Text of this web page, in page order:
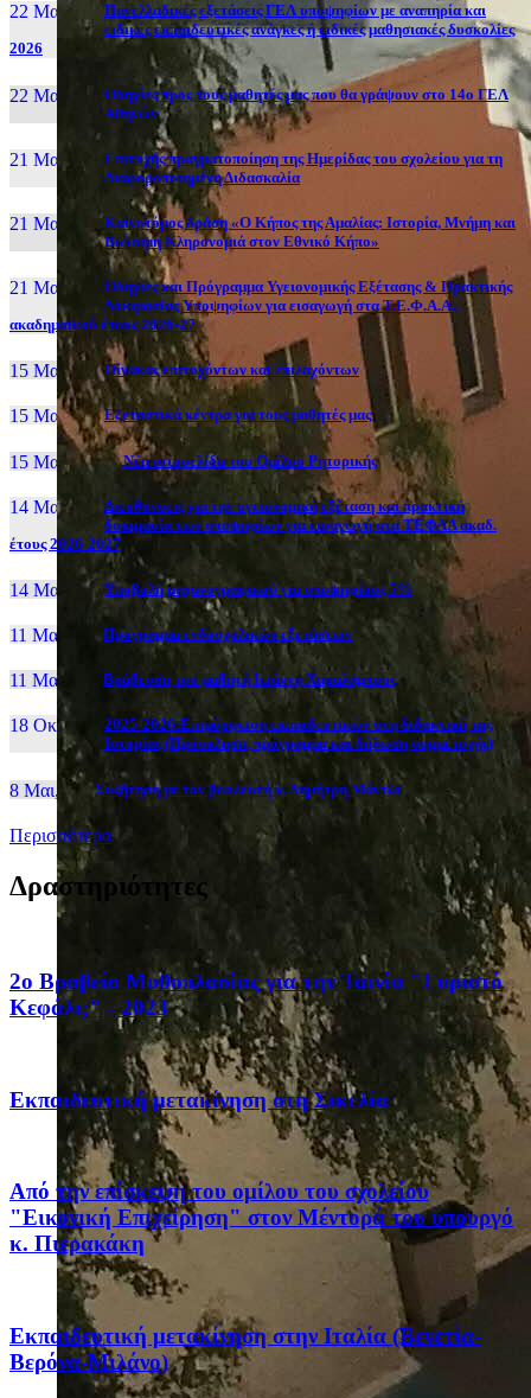
22 Μαι, 26
Πανελλαδικές εξετάσεις ΓΕΛ υποψηφίων με αναπηρία και
ειδικές εκπαιδευτικές ανάγκες ή ειδικές μαθησιακές δυσκολίες
2026
22 Μαι, 26
Οδηγίες προς τους μαθητές μας που θα γράψουν στο 14ο ΓΕΛ
Αθηνών
21 Μαι, 26
Επιτυχής πραγματοποίηση της Ημερίδας του σχολείου για τη
Διαφοροποιημένη Διδασκαλία
21 Μαι, 26
Καινοτόμος δράση «Ο Κήπος της Αμαλίας: Ιστορία, Μνήμη και
Βιώσιμη Κληρονομιά στον Εθνικό Κήπο»
21 Μαι, 26
Οδηγίες και Πρόγραμμα Υγειονομικής Εξέτασης & Πρακτικής
Δοκιμασίας Υποψηφίων για εισαγωγή στα Τ.Ε.Φ.Α.Α.,
ακαδημαϊκού έτους 2026-27
15 Μαι, 26 Πίνακας επιτυχόντων και επιλαχόντων
15 Μαι, 26 Εξεταστικά κέντρα για τους μαθητές μας
15 Μαι, 2026 Νέα ιστοσελίδα του Ομίλου Ρητορικής
14 Μαι, 26
Διευθύνσεις για την υγειονομική εξέταση και πρακτική
δοκιμασία των υποψηφίων για εισαγωγή στα ΤΕΦΑΑ ακαδ.
έτους 2026-2027
14 Μαι, 26 Yποβολή μηχανογραφικού για υποψηφίους 5%
11 Μαι, 26 Πρόγραμμα ενδοσχολικών εξετάσεων
11 Μαι, 26 Βράβευση του μαθητή Ιωάννη Χαραλάμπους
18 Οκτ, 25
2025-2026:Επιμόρφωση εκπαιδευτικών στη διδακτική της
Ιστορίας (Πρόσκληση, πρόγραμμα και δήλωση συμμετοχής)
8 Μαι, 26 Συζήτηση με τον βουλευτή κ. Δημήτρη Μάντζο
Περισσότερα
Δραστηριότητες
2ο Βραβείο Μυθοπλασίας για την Ταινία "Γυριστό
Κεφάλι;" - 2023
Eκπαιδευτική μετακίνηση στη Σικελία
Από την επίσκεψη του ομίλου του σχολείου
"Εικονική Επιχείρηση" στον Μέντορά του υπουργό
κ. Πιερακάκη
Eκπαιδευτική μετακίνηση στην Ιταλία (Βενετία-
Βερόνα-Μιλάνο)